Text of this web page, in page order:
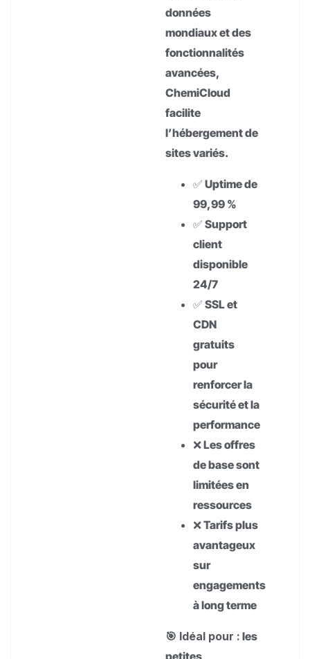
données
mondiaux et des
fonctionnalités
avancées,
ChemiCloud
facilite
l’hébergement de
sites variés.
✅ Uptime de
99,99 %
✅ Support
client
disponible
24/7
✅ SSL et
CDN
gratuits
pour
renforcer la
sécurité et la
performance
❌ Les offres
de base sont
limitées en
ressources
❌ Tarifs plus
avantageux
sur
engagements
à long terme
🎯 Idéal pour : les
petites